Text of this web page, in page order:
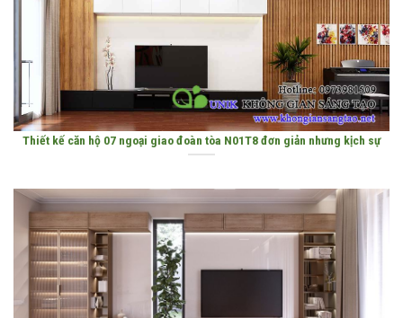
Thiết kế căn hộ 07 ngoại giao đoàn tòa N01T8 đơn giản nhưng kịch sự